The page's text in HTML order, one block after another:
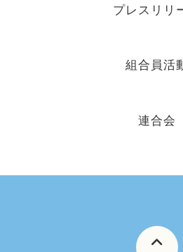
プレスリリ
組合員活
連合会